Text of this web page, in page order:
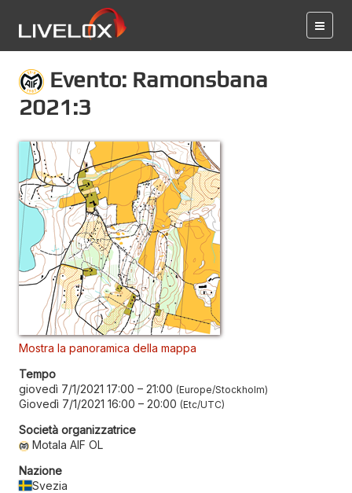
Evento: Ramonsbana
2021:3
Mostra la panoramica della mappa
Tempo
giovedì 7/1/2021 17:00 – 21:00 Europe/Stockholm
Giovedì 7/1/2021 16:00 – 20:00 Etc/UTC
Società organizzatrice
Motala AIF OL
Nazione
Svezia